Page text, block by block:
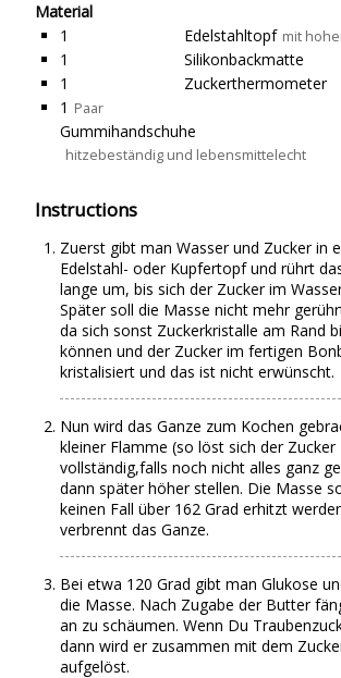
Material
1
Edelstahltopf mit
1
Silikonbackmatte
1
Zuckerthermometer
1 Paar
Gummihandschuhe
hitzebeständig und lebensmittelecht
Instructions
Zuerst gibt man Wasser und Zucker in
Edelstahl- oder Kupfertopf und rührt
lange um, bis sich der Zucker im
Später soll die Masse nicht mehr
da sich sonst Zuckerkristalle am Rand
können und der Zucker im fertigen
kristalisiert und das ist nicht erwünscht.
Nun wird das Ganze zum Kochen
kleiner Flamme (so löst sich der Zucker
vollständig,falls noch nicht alles ganz
dann später höher stellen. Die Masse
keinen Fall über 162 Grad erhitzt
verbrennt das Ganze.
Bei etwa 120 Grad gibt man Glukose
die Masse. Nach Zugabe der Butter
an zu schäumen. Wenn Du
dann wird er zusammen mit dem
aufgelöst.